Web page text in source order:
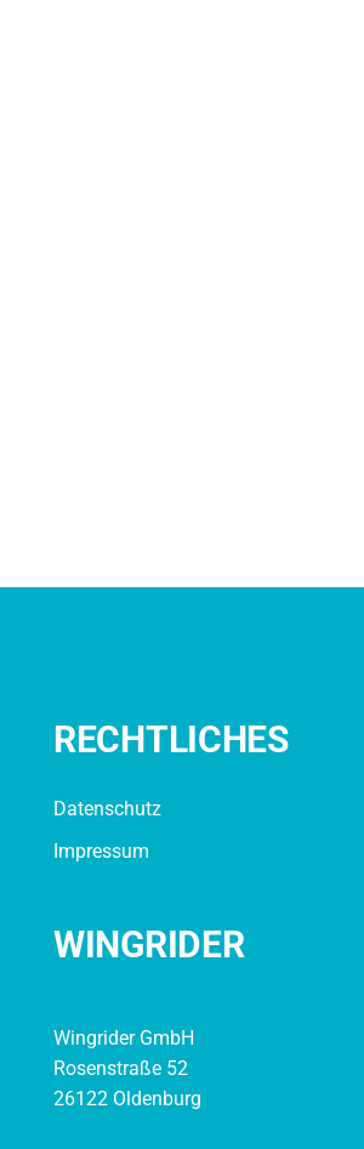
RECHTLICHES
Datenschutz
Impressum
WINGRIDER
Wingrider GmbH
Rosenstraße 52
26122 Oldenburg